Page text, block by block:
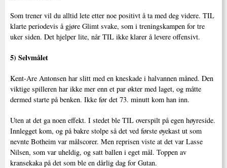
Som trener vil du alltid lete etter noe positivt å ta med deg videre. TIL
klarte periodevis å gjøre Glimt svake, som i treningskampen for tre
uker siden. Det hjelper lite, når TIL ikke klarer å levere offensivt.
5) Selvmålet
Kent-Are Antonsen har slitt med en kneskade i halvannen måned. Den
viktige spilleren har ikke mer enn et par økter med laget, og måtte
dermed starte på benken. Ikke før det 73. minutt kom han inn.
Uten at det ga noen effekt. I stedet ble TIL overspilt på egen høyreside.
Innlegget kom, og på bakre stolpe så det ved første øyekast ut som
nevnte Botheim var målscorer. Men reprisen viste at det var Lasse
Nilsen, som var uheldig, og satt ballen i eget mål. Toppen av
kransekaka på det som ble en dårlig dag for Gutan.